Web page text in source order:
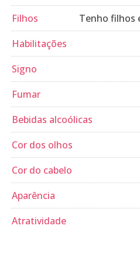
Filhos
Tenho filhos
Habilitações
Signo
Fumar
Bebidas alcoólicas
Cor dos olhos
Cor do cabelo
Aparência
Atratividade